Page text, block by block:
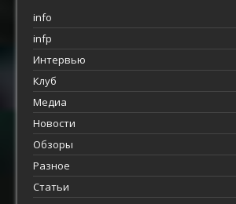
info
infp
Интервью
Клуб
Медиа
Новости
Обзоры
Разное
Статьи